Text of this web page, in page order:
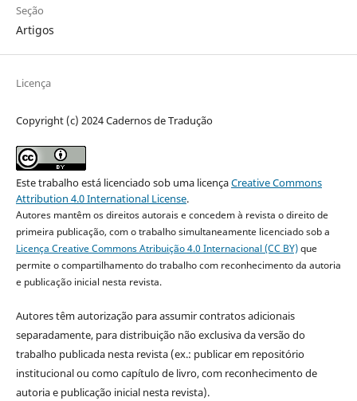
Seção
Artigos
Licença
Copyright (c) 2024 Cadernos de Tradução
Este trabalho está licenciado sob uma licençaCreative Commons
Attribution 4.0 International License.
Autores mantêm os direitos autorais e concedem à revista o direito de
primeira publicação, com o trabalho simultaneamente licenciado sob a
Licença Creative Commons Atribuição 4.0 Internacional (CC BY)que
permite o compartilhamento do trabalho com reconhecimento da autoria
e publicação inicial nesta revista.
Autores têm autorização para assumir contratos adicionais
separadamente, para distribuição não exclusiva da versão do
trabalho publicada nesta revista (ex.: publicar em repositório
institucional ou como capítulo de livro, com reconhecimento de
autoria e publicação inicial nesta revista).